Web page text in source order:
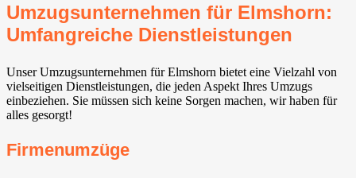
Umzugsunternehmen für Elmshorn:
Umfangreiche Dienstleistungen
Unser Umzugsunternehmen für Elmshorn bietet eine Vielzahl von
vielseitigen Dienstleistungen, die jeden Aspekt Ihres Umzugs
einbeziehen. Sie müssen sich keine Sorgen machen, wir haben für
alles gesorgt!
Firmenumzüge